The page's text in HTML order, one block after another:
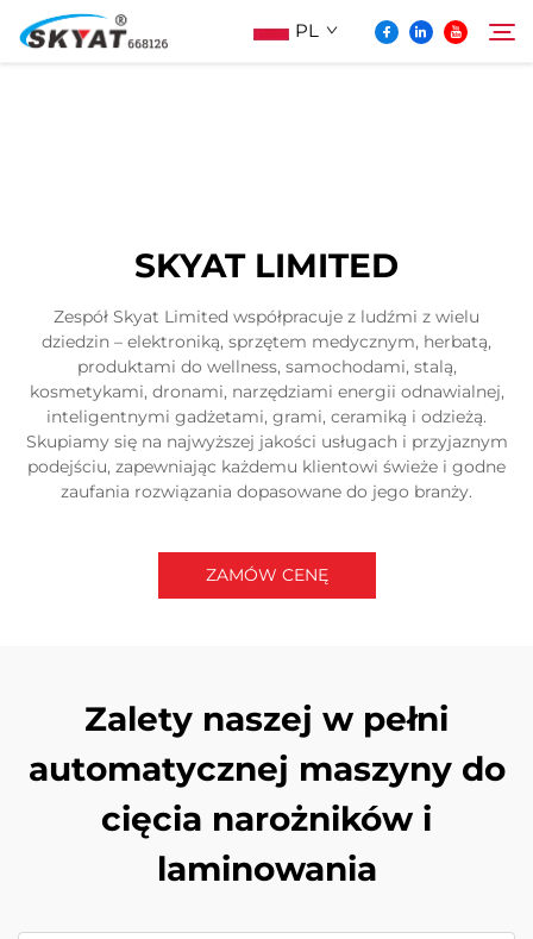
PL
Wideo I Zastosowanie
Projektowanie
Skontaktuj się z nami
SKYAT LIMITED
Zespół Skyat Limited współpracuje z ludźmi z wielu
dziedzin – elektroniką, sprzętem medycznym, herbatą,
produktami do wellness, samochodami, stalą,
kosmetykami, dronami, narzędziami energii odnawialnej,
inteligentnymi gadżetami, grami, ceramiką i odzieżą.
Skupiamy się na najwyższej jakości usługach i przyjaznym
podejściu, zapewniając każdemu klientowi świeże i godne
zaufania rozwiązania dopasowane do jego branży.
ZAMÓW CENĘ
Zalety naszej w pełni
automatycznej maszyny do
cięcia narożników i
laminowania